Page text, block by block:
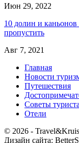
Июн 29, 2022
10 долин и
пропустить
Авг 7, 2021
Главная
Новости
Путешествия
Советы
Отели
© 2026 -
Дизайн сайта: